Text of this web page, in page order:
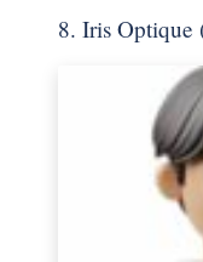
8. Iris